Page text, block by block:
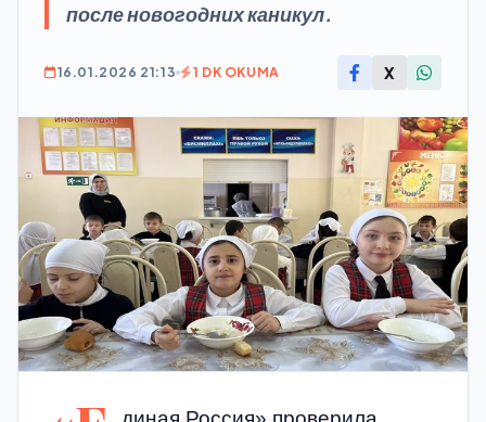
после новогодних каникул.
16.01.2026 21:13 1 DK OKUMA X